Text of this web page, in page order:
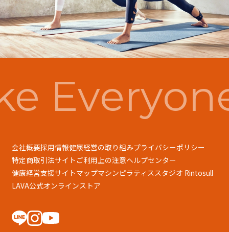
会社概要採用情報健康経営の取り組みプライバシーポリシー
特定商取引法サイトご利用上の注意ヘルプセンター
健康経営支援サイトマップマシンピラティススタジオ Rintosull
LAVA公式オンラインストア